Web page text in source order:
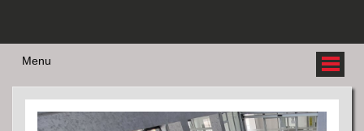
Menu